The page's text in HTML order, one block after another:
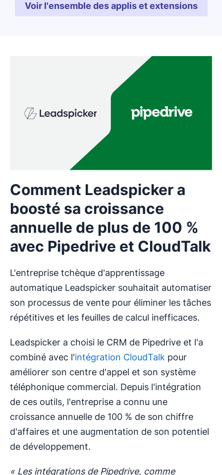
Voir l'ensemble des applis et extensions
S'ouvre dans une
Comment Leadspicker a
boosté sa croissance
annuelle de plus de 100 %
avec Pipedrive et CloudTalk
L'entreprise tchèque d'apprentissage
automatique Leadspicker souhaitait automatiser
son processus de vente pour éliminer les tâches
répétitives et les feuilles de calcul inefficaces.
Leadspicker a choisi le CRM de Pipedrive et l'a
combiné avec l'intégration CloudTalk pour
améliorer son centre d'appel et son système
téléphonique commercial. Depuis l'intégration
de ces outils, l'entreprise a connu une
croissance annuelle de 100 % de son chiffre
d'affaires et une augmentation de son potentiel
de développement.
« Les intégrations de Pipedrive, comme